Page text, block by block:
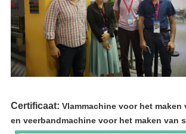
Certificaat: Vlammachine voor het maken
en veerbandmachine voor het maken van